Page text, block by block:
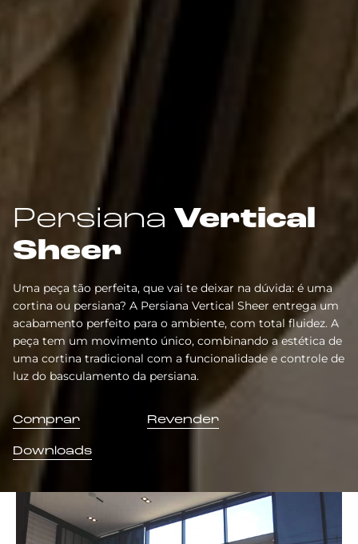
Persiana Vertical
Sheer
Uma peça tão perfeita, que vai te deixar na dúvida: é uma
cortina ou persiana? A Persiana Vertical Sheer entrega um
acabamento perfeito para o ambiente, com total fluidez. A
peça tem um movimento único, combinando a estética de
uma cortina tradicional com a funcionalidade e controle de
luz do basculamento da persiana.
Comprar Revender
Downloads